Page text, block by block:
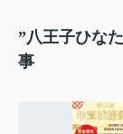
”八王子ひな
事